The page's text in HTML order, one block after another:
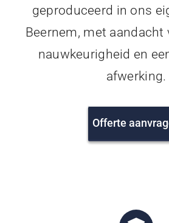
geproduceerd in ons
Beernem, met aandacht
nauwkeurigheid en
afwerking.
Offerte